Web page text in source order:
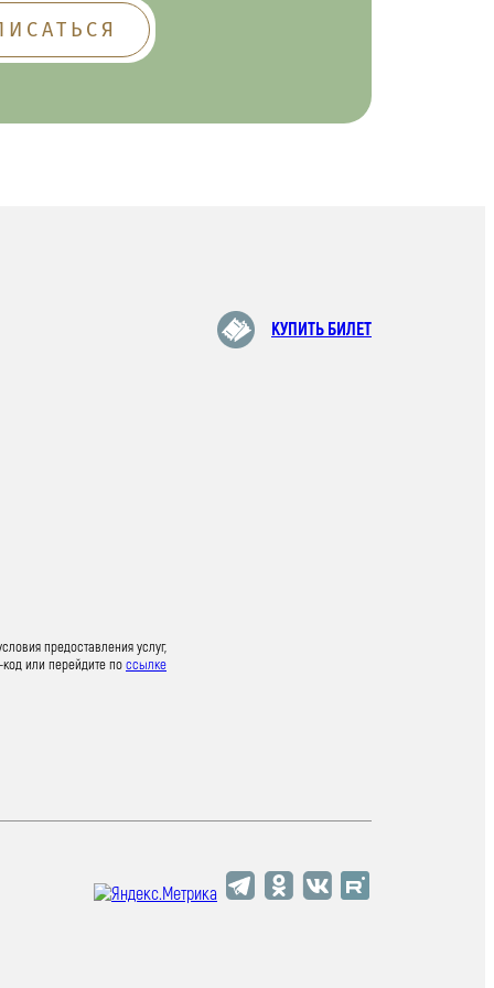
КУПИТЬ БИЛЕТ
предоставления услуг,
код или перейдите поссылке